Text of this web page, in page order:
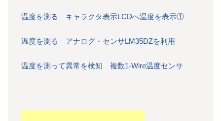
温度を測る キャラクタ表示LCDへ温度を表示①
温度を測る アナログ・センサLM35DZを利用
温度を測って異常を検知 複数1-Wire温度センサ